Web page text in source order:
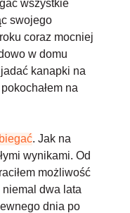
wszystkie
swojego
coraz mocniej
w domu
kanapki na
na
. Jak na
wynikami. Od
możliwość
niemal dwa lata
dnia po